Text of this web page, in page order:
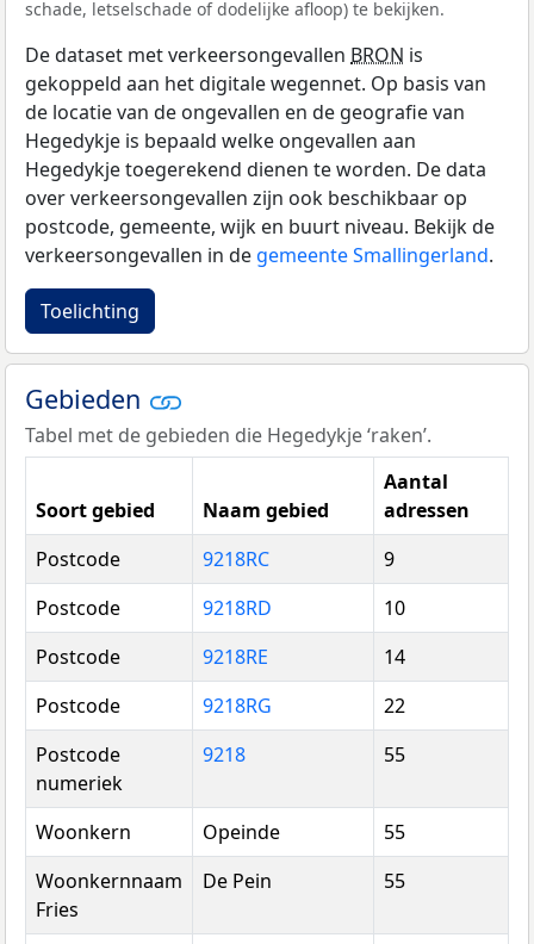
schade, letselschade of dodelijke afloop) te bekijken.
De dataset met verkeersongevallen BRON is
gekoppeld aan het digitale wegennet. Op basis van
de locatie van de ongevallen en de geografie van
Hegedykje is bepaald welke ongevallen aan
Hegedykje toegerekend dienen te worden. De data
over verkeersongevallen zijn ook beschikbaar op
postcode, gemeente, wijk en buurt niveau. Bekijk de
verkeersongevallen in de gemeente Smallingerland.
Toelichting
Gebieden
Tabel met de gebieden die Hegedykje ‘raken’.
Soort gebied Naam gebied
Aantal
adressen
Postcode
9218RC
9
Postcode
9218RD
10
Postcode
9218RE
14
Postcode
9218RG
22
Postcode
numeriek
9218 55
Woonkern Opeinde
55
Woonkernnaam
Fries
De Pein 55